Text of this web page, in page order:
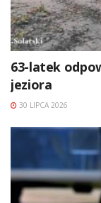
63-latek
jeziora
30 LIPCA 2026